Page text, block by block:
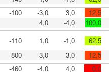
-100 -3,0 3,0 12,5
4,0 -4,0 100,0
-110 1,0 -1,0 62,5
-800 -3,0 3,0 12,5
-460 -4,0 4,0 0,0